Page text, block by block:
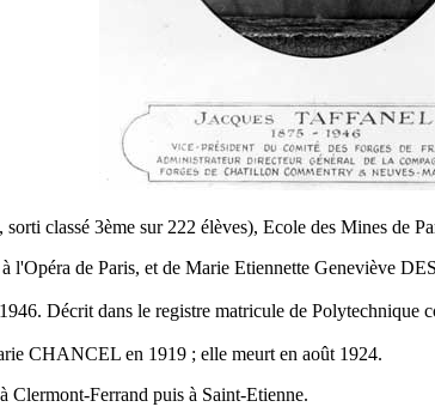
classé 3ème sur 222 élèves), Ecole des Mines de
de Paris, et de Marie Etiennette Geneviève
Décrit dans le registre matricule de
CHANCEL en 1919 ; elle meurt en août 1924.
Clermont-Ferrand puis à Saint-Etienne.